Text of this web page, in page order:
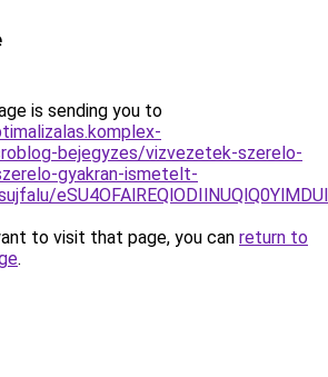
is sending you to
bejegyzes/vizvezetek-szerelo-
gyakran-ismetelt-
to visit that page, you can return to
.